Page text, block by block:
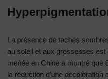
La présence de taches
au soleil et aux grossesses
menée en Chine a montré que
la réduction d’une